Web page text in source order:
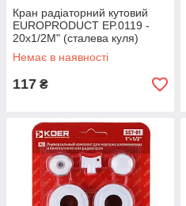
Кран радіаторний кутовий
EUROPRODUCT EP.0119 -
20x1/2M" (сталева куля)
(EP4044)
Немає в наявності
117 ₴